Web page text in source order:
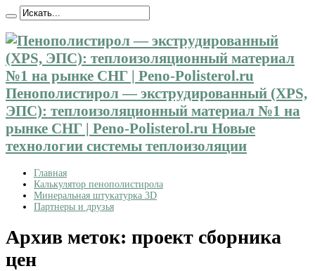
Пенополистирол — экструдированный (XPS,
ЭПС): теплоизоляционный материал №1 на
рынке СНГ | Peno-Polisterol.ru Новые
технологии системы теплоизоляции
Главная
Калькулятор пенополистирола
Минеральная штукатурка 3D
Партнеры и друзья
Архив меток: проект сборника
цен